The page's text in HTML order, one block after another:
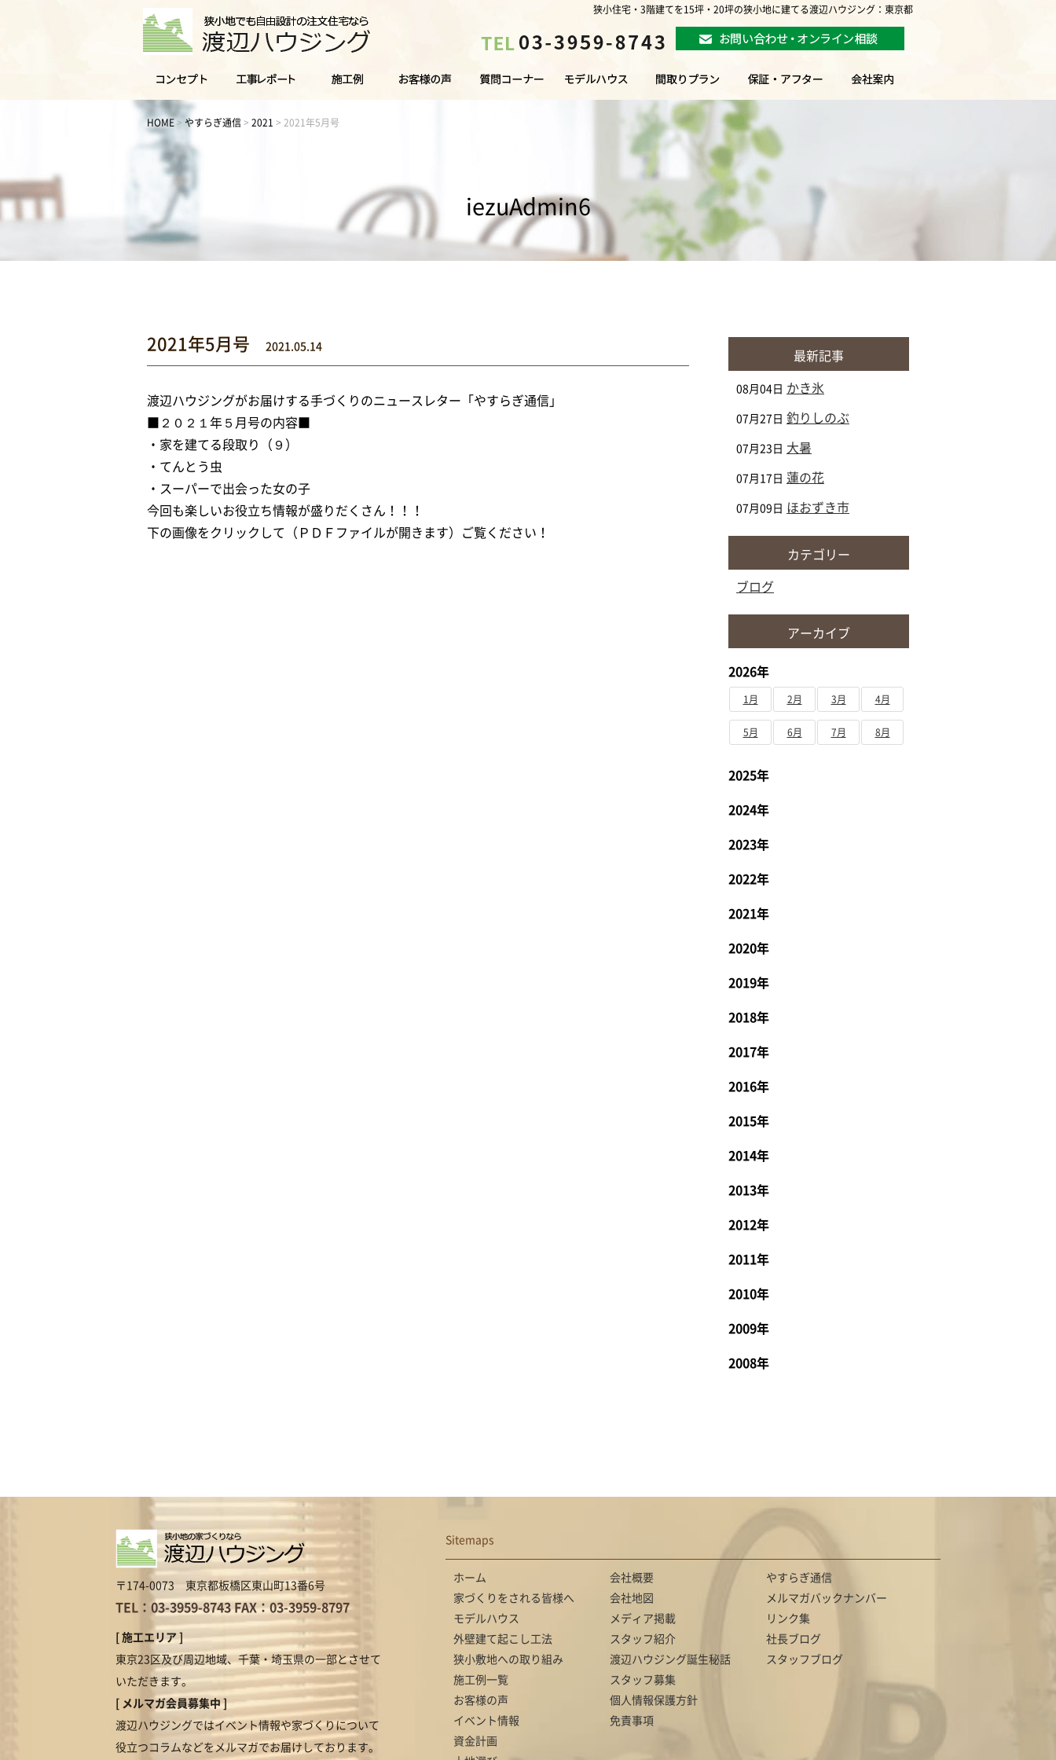
狭小住宅・3階建てを15坪・20坪の狭小地に建てる渡辺ハウジング：東京都
HOME > やすらぎ通信 > 2021 > 2021年5月号
iezuAdmin6
2021年5月号 2021.05.14
渡辺ハウジングがお届けする手づくりのニュースレター「やすらぎ通信」
■２０２１年５月号の内容■
・家を建てる段取り（９）
・てんとう虫
・スーパーで出会った女の子
今回も楽しいお役立ち情報が盛りだくさん！！！
下の画像をクリックして（ＰＤＦファイルが開きます）ご覧ください！
最新記事
08月04日 かき氷
07月27日 釣りしのぶ
07月23日 大暑
07月17日 蓮の花
07月09日 ほおずき市
カテゴリー
ブログ
アーカイブ
2026年
1月 2月 3月 4月
5月 6月 7月 8月
2025年
2024年
2023年
2022年
2021年
2020年
2019年
2018年
2017年
2016年
2015年
2014年
2013年
2012年
2011年
2010年
2009年
2008年
Sitemaps
ホーム
家づくりをされる皆様へ
モデルハウス
外壁建て起こし工法
狭小敷地への取り組み
施工例一覧
お客様の声
イベント情報
資金計画
会社概要
会社地図
メディア掲載
スタッフ紹介
渡辺ハウジング誕生秘話
スタッフ募集
個人情報保護方針
免責事項
やすらぎ通信
メルマガバックナンバー
リンク集
社長ブログ
スタッフブログ
〒174-0073 東京都板橋区東山町13番6号
TEL：03-3959-8743 FAX：03-3959-8797
[ 施工エリア ]
東京23区及び周辺地域、千葉・埼玉県の一部とさせて
いただきます。
[ メルマガ会員募集中 ]
渡辺ハウジングではイベント情報や家づくりについて
役立つコラムなどをメルマガでお届けしております。